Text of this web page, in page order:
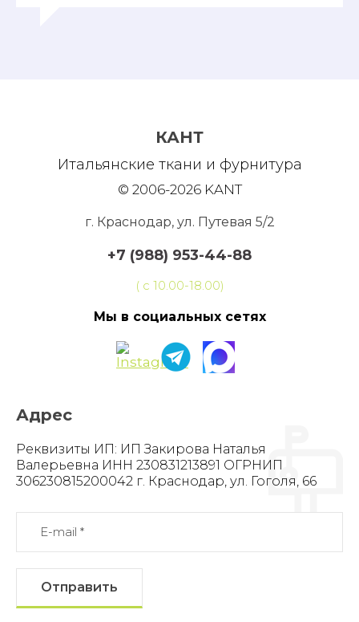
КАНТ
Итальянские ткани и фурнитура
© 2006-2026 KANT
г. Краснодар, ул. Путевая 5/2
+7 (988) 953-44-88
( с 10.00-18.00)
Мы в социальных сетях
Адрес
Реквизиты ИП: ИП Закирова Наталья
Валерьевна ИНН 230831213891 ОГРНИП
306230815200042 г. Краснодар, ул. Гоголя, 66
Отправить